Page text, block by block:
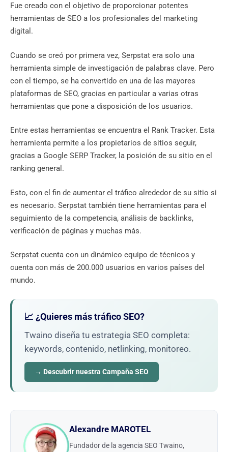
Fue creado con el objetivo de proporcionar potentes
herramientas de SEO a los profesionales del marketing
digital.
Cuando se creó por primera vez, Serpstat era solo una
herramienta simple de investigación de palabras clave. Pero
con el tiempo, se ha convertido en una de las mayores
plataformas de SEO, gracias en particular a varias otras
herramientas que pone a disposición de los usuarios.
Entre estas herramientas se encuentra el Rank Tracker. Esta
herramienta permite a los propietarios de sitios seguir,
gracias a Google SERP Tracker, la posición de su sitio en el
ranking general.
Esto, con el fin de aumentar el tráfico alrededor de su sitio si
es necesario. Serpstat también tiene herramientas para el
seguimiento de la competencia, análisis de backlinks,
verificación de páginas y muchas más.
Serpstat cuenta con un dinámico equipo de técnicos y
cuenta con más de 200.000 usuarios en varios países del
mundo.
📈 ¿Quieres más tráfico SEO?
Twaino diseña tu estrategia SEO completa:
keywords, contenido, netlinking, monitoreo.
→ Descubrir nuestra Campaña SEO
Alexandre MAROTEL
Fundador de la agencia SEO Twaino,